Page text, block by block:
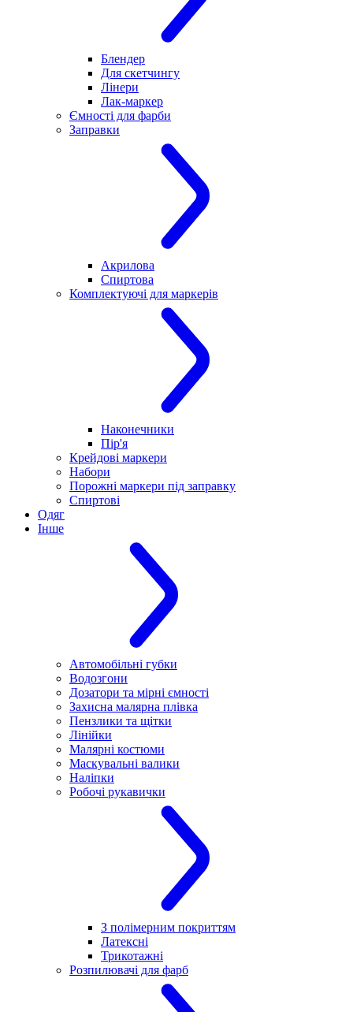
Блендер
Для скетчингу
Лінери
Лак-маркер
Ємності для фарби
Заправки
Акрилова
Спиртова
Комплектуючі для маркерів
Наконечники
Пір'я
Крейдові маркери
Набори
Порожні маркери під заправку
Спиртові
Одяг
Інше
Автомобільні губки
Водозгони
Дозатори та мірні ємності
Захисна малярна плівка
Пензлики та щітки
Лінійки
Малярні костюми
Маскувальні валики
Наліпки
Робочі рукавички
З полімерним покриттям
Латексні
Трикотажні
Розпилювачі для фарб